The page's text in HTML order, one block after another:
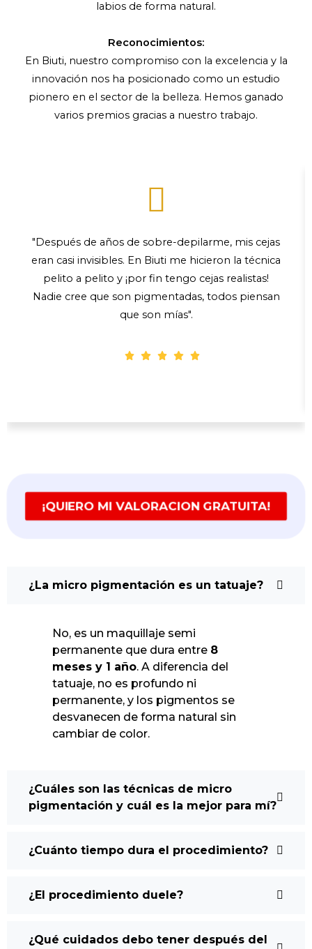
labios de forma natural.
Reconocimientos:
En Biuti, nuestro compromiso con la excelencia y la
innovación nos ha posicionado como un estudio
pionero en el sector de la belleza. Hemos ganado
varios premios gracias a nuestro trabajo.
"Después de años de sobre-depilarme, mis cejas
eran casi invisibles. En Biuti me hicieron la técnica
pelito a pelito y ¡por fin tengo cejas realistas!
Nadie cree que son pigmentadas, todos piensan
que son mías".
¡QUIERO MI VALORACION GRATUITA!
¿La micro pigmentación es un tatuaje?
No, es un maquillaje semi
permanente que dura entre 8
meses y 1 año. A diferencia del
tatuaje, no es profundo ni
permanente, y los pigmentos se
desvanecen de forma natural sin
cambiar de color.
¿Cuáles son las técnicas de micro
pigmentación y cuál es la mejor para mí?
¿Cuánto tiempo dura el procedimiento?
¿El procedimiento duele?
¿Qué cuidados debo tener después del